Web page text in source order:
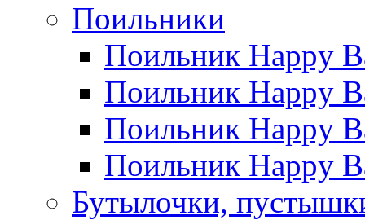
Поильники
Поильник Happy
Поильник Happy
Поильник Happy
Поильник Happy
Бутылочки,